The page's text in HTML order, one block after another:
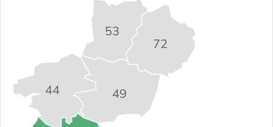
44 49
53
72